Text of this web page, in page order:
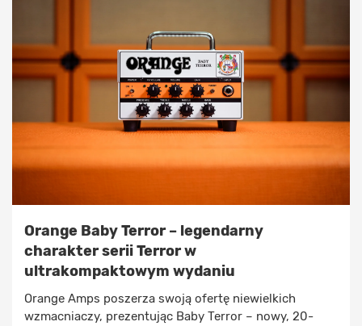
Orange Baby Terror – legendarny
charakter serii Terror w
ultrakompaktowym wydaniu
Orange Amps poszerza swoją ofertę niewielkich
wzmacniaczy, prezentując Baby Terror – nowy, 20-